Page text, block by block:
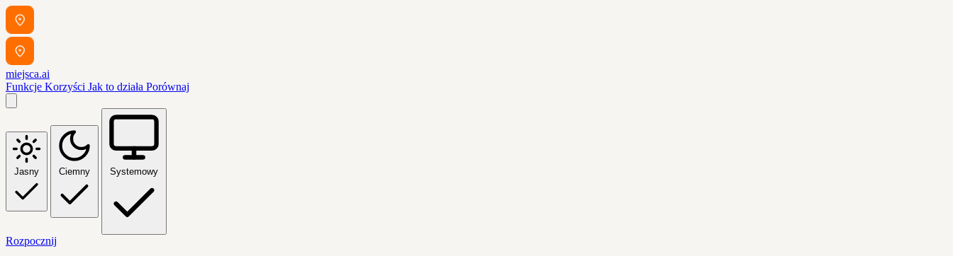
miejsca.ai
Funkcje Korzyści Jak to działa Porównaj
Jasny Ciemny Systemowy
Rozpocznij